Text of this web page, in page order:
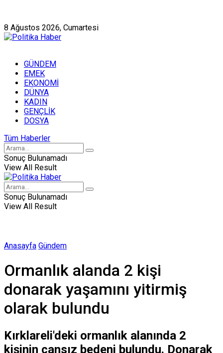
8 Ağustos 2026, Cumartesi
GÜNDEM
EMEK
EKONOMİ
DÜNYA
KADIN
GENÇLİK
DOSYA
Tüm Haberler
Sonuç Bulunamadı
View All Result
Sonuç Bulunamadı
View All Result
Anasayfa Gündem
Ormanlık alanda 2 kişi
donarak yaşamını yitirmiş
olarak bulundu
Kırklareli'deki ormanlık alanında 2
kişinin cansız bedeni bulundu. Donarak